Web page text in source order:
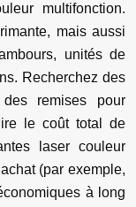
multifonction.
mais aussi
unités de
Recherchez des
remises pour
le coût total de
laser couleur
(par exemple,
à long